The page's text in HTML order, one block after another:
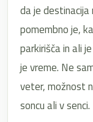
da je
pomembno je,
parkirišča in ali
je vreme. Ne
veter, možnost
soncu ali v senci.